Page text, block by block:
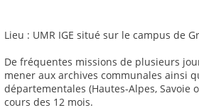
Lieu : UMR IGE situé sur le campus de
De fréquentes missions de plusieurs
mener aux archives communales ainsi
départementales (Hautes-Alpes, Savoie
cours des 12 mois.